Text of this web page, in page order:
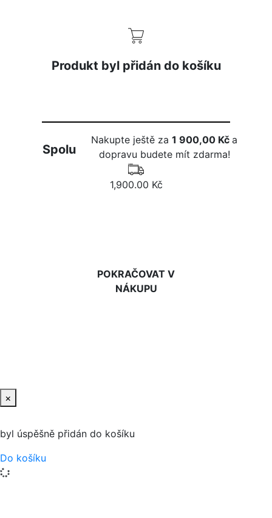
Produkt byl přidán do košíku
Spolu
Nakupte ještě za1 900,00 Kča
dopravu budete mít zdarma!
1,900.00 Kč
POKRAČOVAT V
NÁKUPU
×
byl úspěšně přidán do košíku
Do košíku